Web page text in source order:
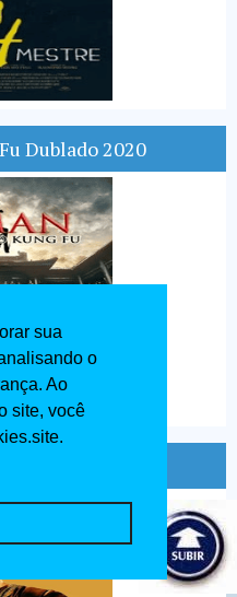
sua
o
Ao
site, você
Dublado 2020